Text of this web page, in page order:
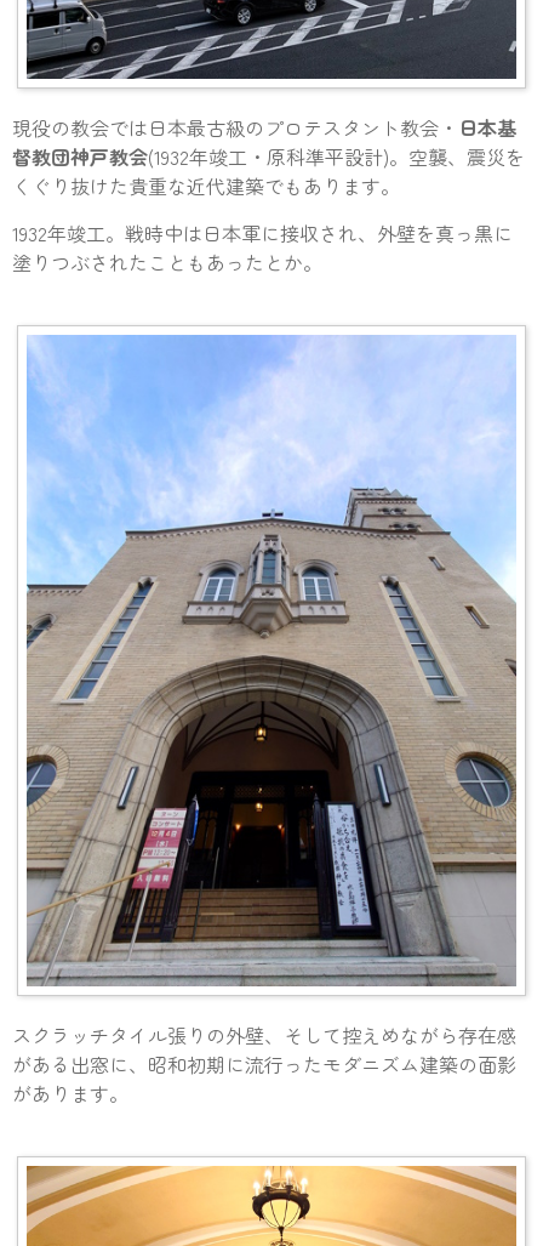
現役の教会では日本最古級のプロテスタント教会・ 日本基
督教団神戸教会(1932年竣工・原科準平設計)。空襲、震災を
くぐり抜けた貴重な近代建築でもあります。
1932年竣工。戦時中は日本軍に接収され、外壁を真っ黒に
塗りつぶされたこともあったとか。
スクラッチタイル張りの外壁、そして控えめながら存在感
がある出窓に、昭和初期に流行ったモダニズム建築の面影
があります。